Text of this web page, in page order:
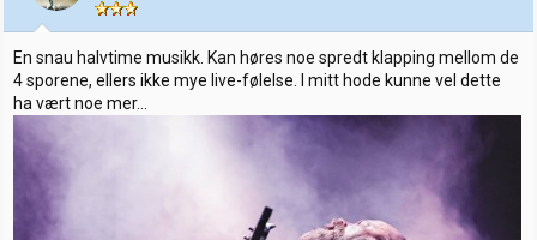
En snau halvtime musikk. Kan høres noe spredt klapping mellom de
4 sporene, ellers ikke mye live-følelse. I mitt hode kunne vel dette
ha vært noe mer...